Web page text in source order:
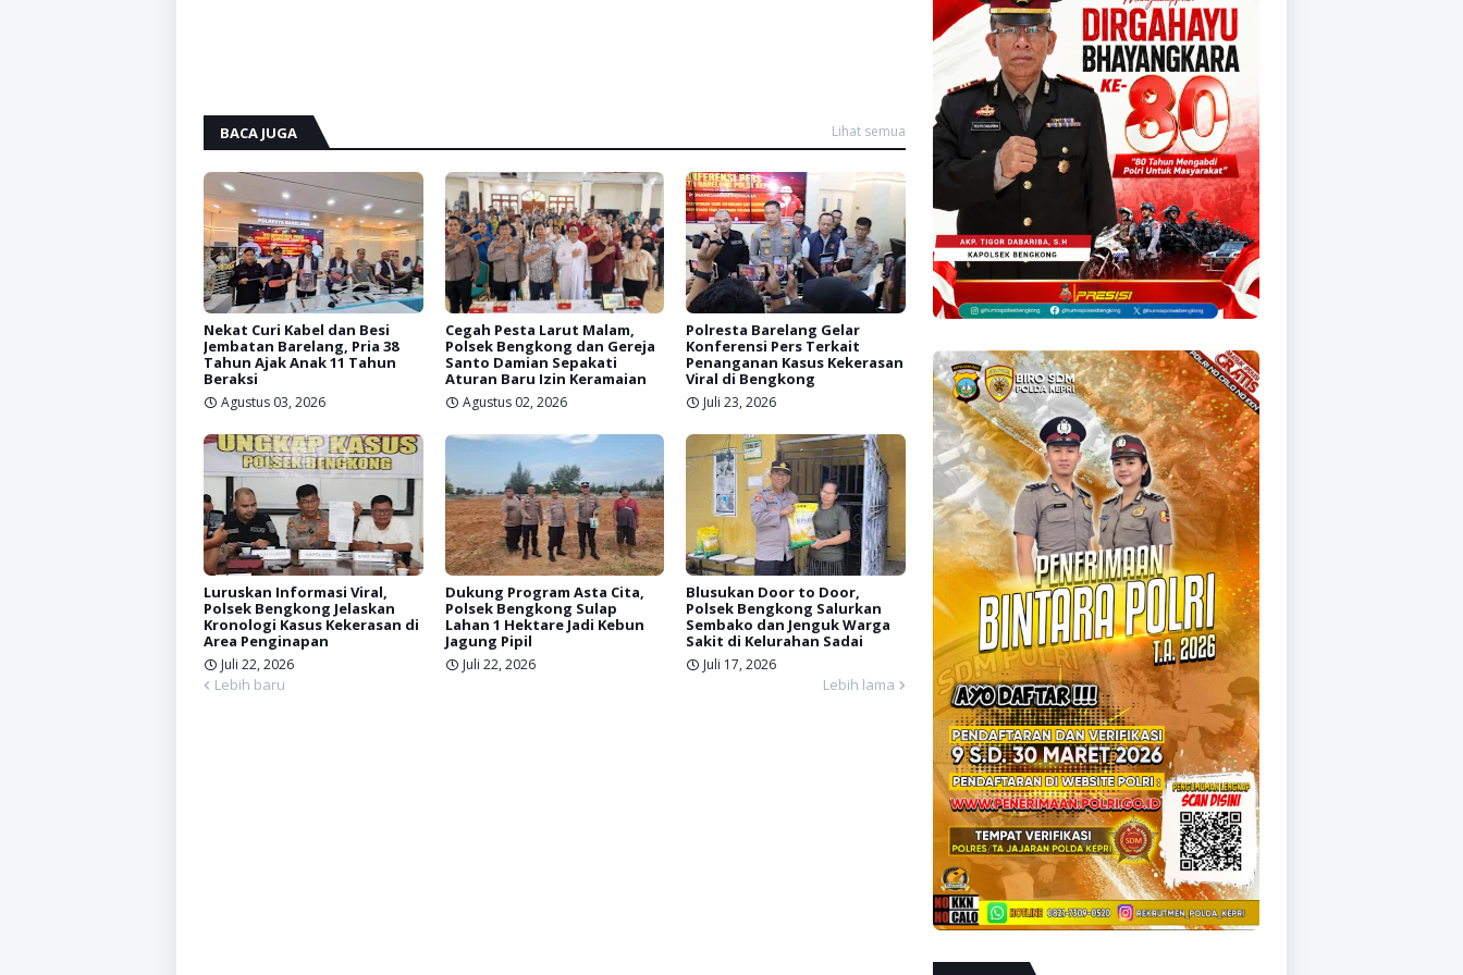
BACA JUGA Lihat semua
Nekat Curi Kabel dan Besi
Jembatan Barelang, Pria 38
Tahun Ajak Anak 11 Tahun
Beraksi
Agustus 03, 2026
Cegah Pesta Larut Malam,
Polsek Bengkong dan Gereja
Santo Damian Sepakati
Aturan Baru Izin Keramaian
Agustus 02, 2026
Polresta Barelang Gelar
Konferensi Pers Terkait
Penanganan Kasus Kekerasan
Viral di Bengkong
Juli 23, 2026
Luruskan Informasi Viral,
Polsek Bengkong Jelaskan
Kronologi Kasus Kekerasan di
Area Penginapan
Juli 22, 2026
Dukung Program Asta Cita,
Polsek Bengkong Sulap
Lahan 1 Hektare Jadi Kebun
Jagung Pipil
Juli 22, 2026
Blusukan Door to Door,
Polsek Bengkong Salurkan
Sembako dan Jenguk Warga
Sakit di Kelurahan Sadai
Juli 17, 2026
Lebih baru Lebih lama